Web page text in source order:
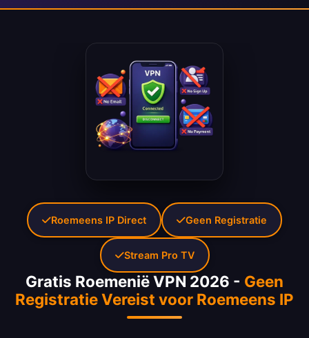
Gratis Roemenië VPN 2026 - Geen
Registratie Vereist voor Roemeens IP
Roemeens IP Direct Geen Registratie
Stream Pro TV